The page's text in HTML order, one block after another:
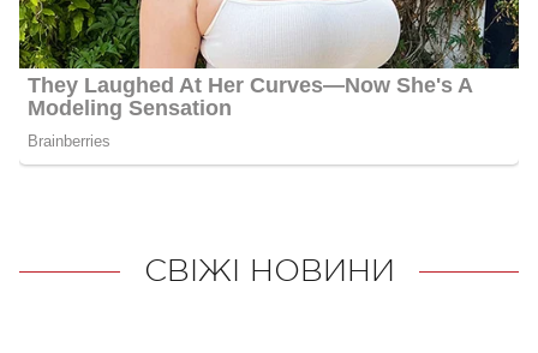
СВІЖІ НОВИНИ